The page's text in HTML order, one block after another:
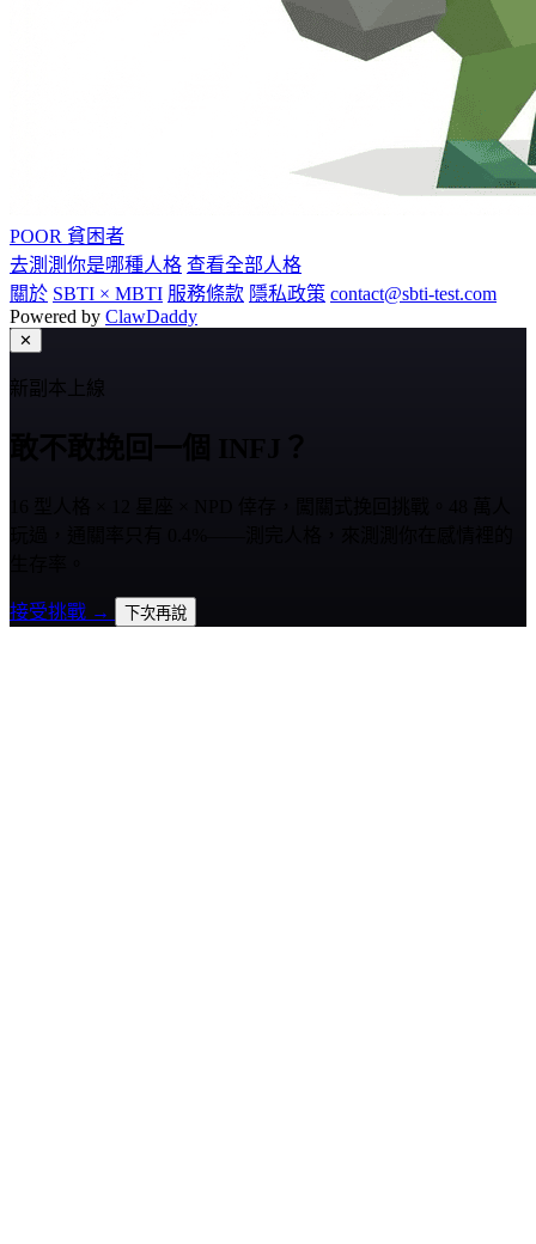
POOR 貧困者
去測測你是哪種人格 查看全部人格
關於 SBTI × MBTI 服務條款 隱私政策 contact@sbti-test.com
Powered by ClawDaddy
✕
新副本上線
接受挑戰 → 下次再說